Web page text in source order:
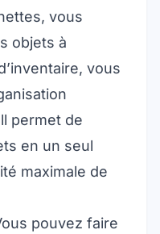
vous
objets à
vous
permet de
en un seul
maximale de
pouvez faire